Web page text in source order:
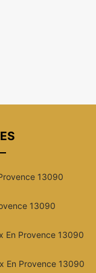
13090
13090
En Provence 13090
En Provence 13090